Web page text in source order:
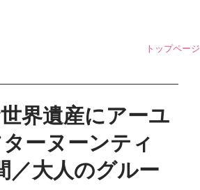
トップページ
界遺産にアーユ
ーヌーンティ
大人のグルー